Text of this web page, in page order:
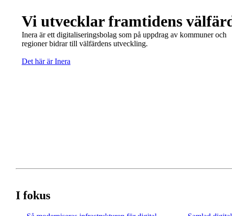
Vi utvecklar framtidens
Inera är ett digitaliseringsbolag som på uppdrag av kommuner och
regioner bidrar till välfärdens utveckling.
Det här är Inera
I fokus